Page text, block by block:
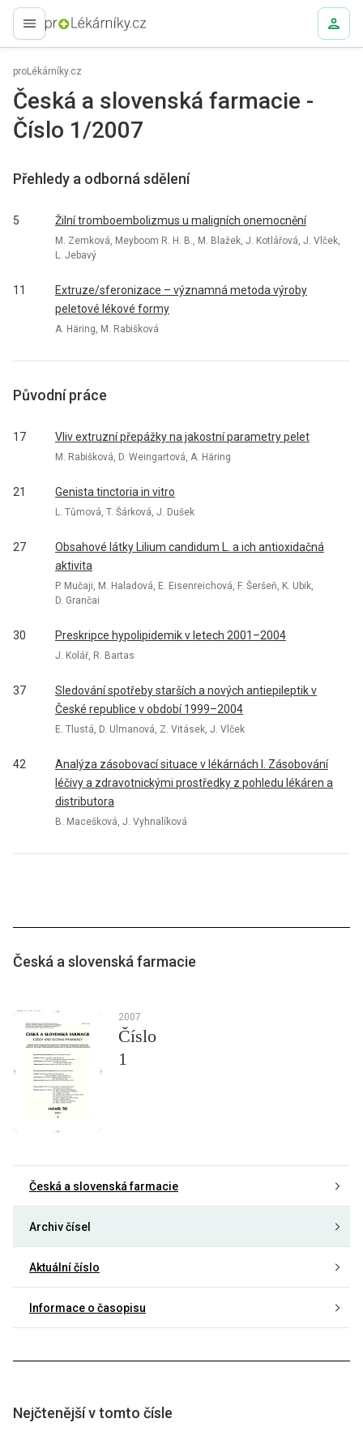
proLékaře.cz
proLékárníky.cz
Česká a slovenská farmacie -
Číslo 1/2007
Přehledy a odborná sdělení
5 Žilní tromboembolizmus u maligních onemocnění
M. Zemková, Meyboom R. H. B., M. Blažek, J. Kotlářová, J. Vlček,
L. Jebavý
11
Extruze/sferonizace – významná metoda výroby
peletové lékové formy
A. Häring, M. Rabišková
Původní práce
17 Vliv extruzní přepážky na jakostní parametry pelet
M. Rabišková, D. Weingartová, A. Häring
21 Genista tinctoria in vitro
L. Tůmová, T. Šárková, J. Dušek
27
Obsahové látky Lilium candidum L. a ich antioxidačná
aktivita
P. Mučaji, M. Haladová, E. Eisenreichová, F. Šeršeň, K. Ubik,
D. Grančai
30 Preskripce hypolipidemik v letech 2001–2004
J. Kolář, R. Bartas
37
Sledování spotřeby starších a nových antiepileptik v
České republice v období 1999–2004
E. Tlustá, D. Ulmanová, Z. Vitásek, J. Vlček
42
Analýza zásobovací situace v lékárnách I. Zásobování
léčivy a zdravotnickými prostředky z pohledu lékáren a
distributora
B. Macešková, J. Vyhnalíková
Česká a slovenská farmacie
2007
Číslo
1
Česká a slovenská farmacie
Archiv čísel
Aktuální číslo
Informace o časopisu
Nejčtenější v tomto čísle